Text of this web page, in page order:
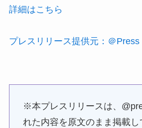
詳細はこちら
プレスリリース提供元：＠Press
※本プレスリリースは、
れた内容を原文のまま掲載し